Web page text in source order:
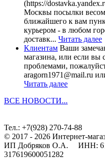
(https://
Москвы посылки весом
ближайшего к вам
курьером - в любом
доставк... Читать далее
Клиентам Ваши
магазина, или если вы
проблемами,
aragorn1971@mail.ru
Читать далее
ВСЕ НОВОСТИ...
Тел.: +7(928) 270-74-88
© 2017 - 2026 Интернет-
ИП Добряков О.А. ИНН:
317619600051282